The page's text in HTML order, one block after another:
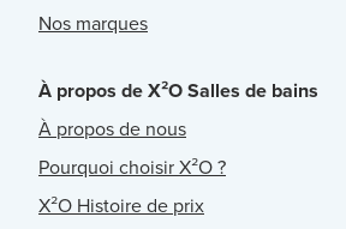
Nos marques
À propos de X²O Salles de bains
À propos de nous
Pourquoi choisir X²O ?
X²O Histoire de prix